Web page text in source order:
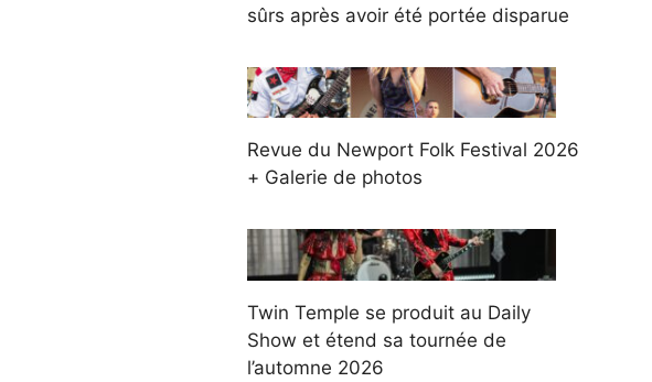
sûrs après avoir été portée disparue
Revue du Newport Folk Festival 2026
+ Galerie de photos
Twin Temple se produit au Daily
Show et étend sa tournée de
l’automne 2026